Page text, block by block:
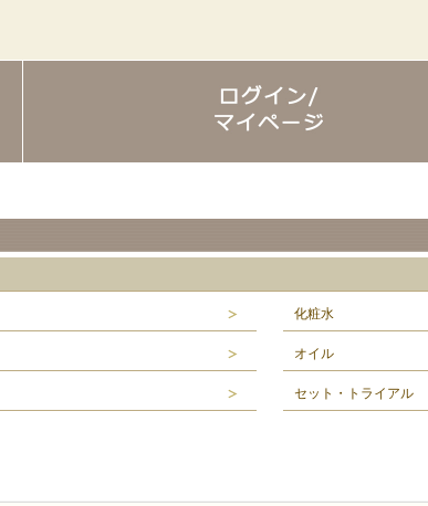
化粧水
オイル
セット・トライアル